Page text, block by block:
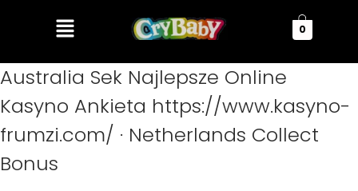
0
Australia Sek Najlepsze Online
Kasyno Ankieta https://www.kasyno-
frumzi.com/ · Netherlands Collect
Bonus